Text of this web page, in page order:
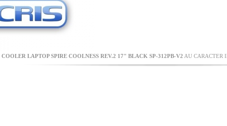
COOLER LAPTOP SPIRE COOLNESS REV.2 17" BLACK SP-312PB-V2 AU CARACTER